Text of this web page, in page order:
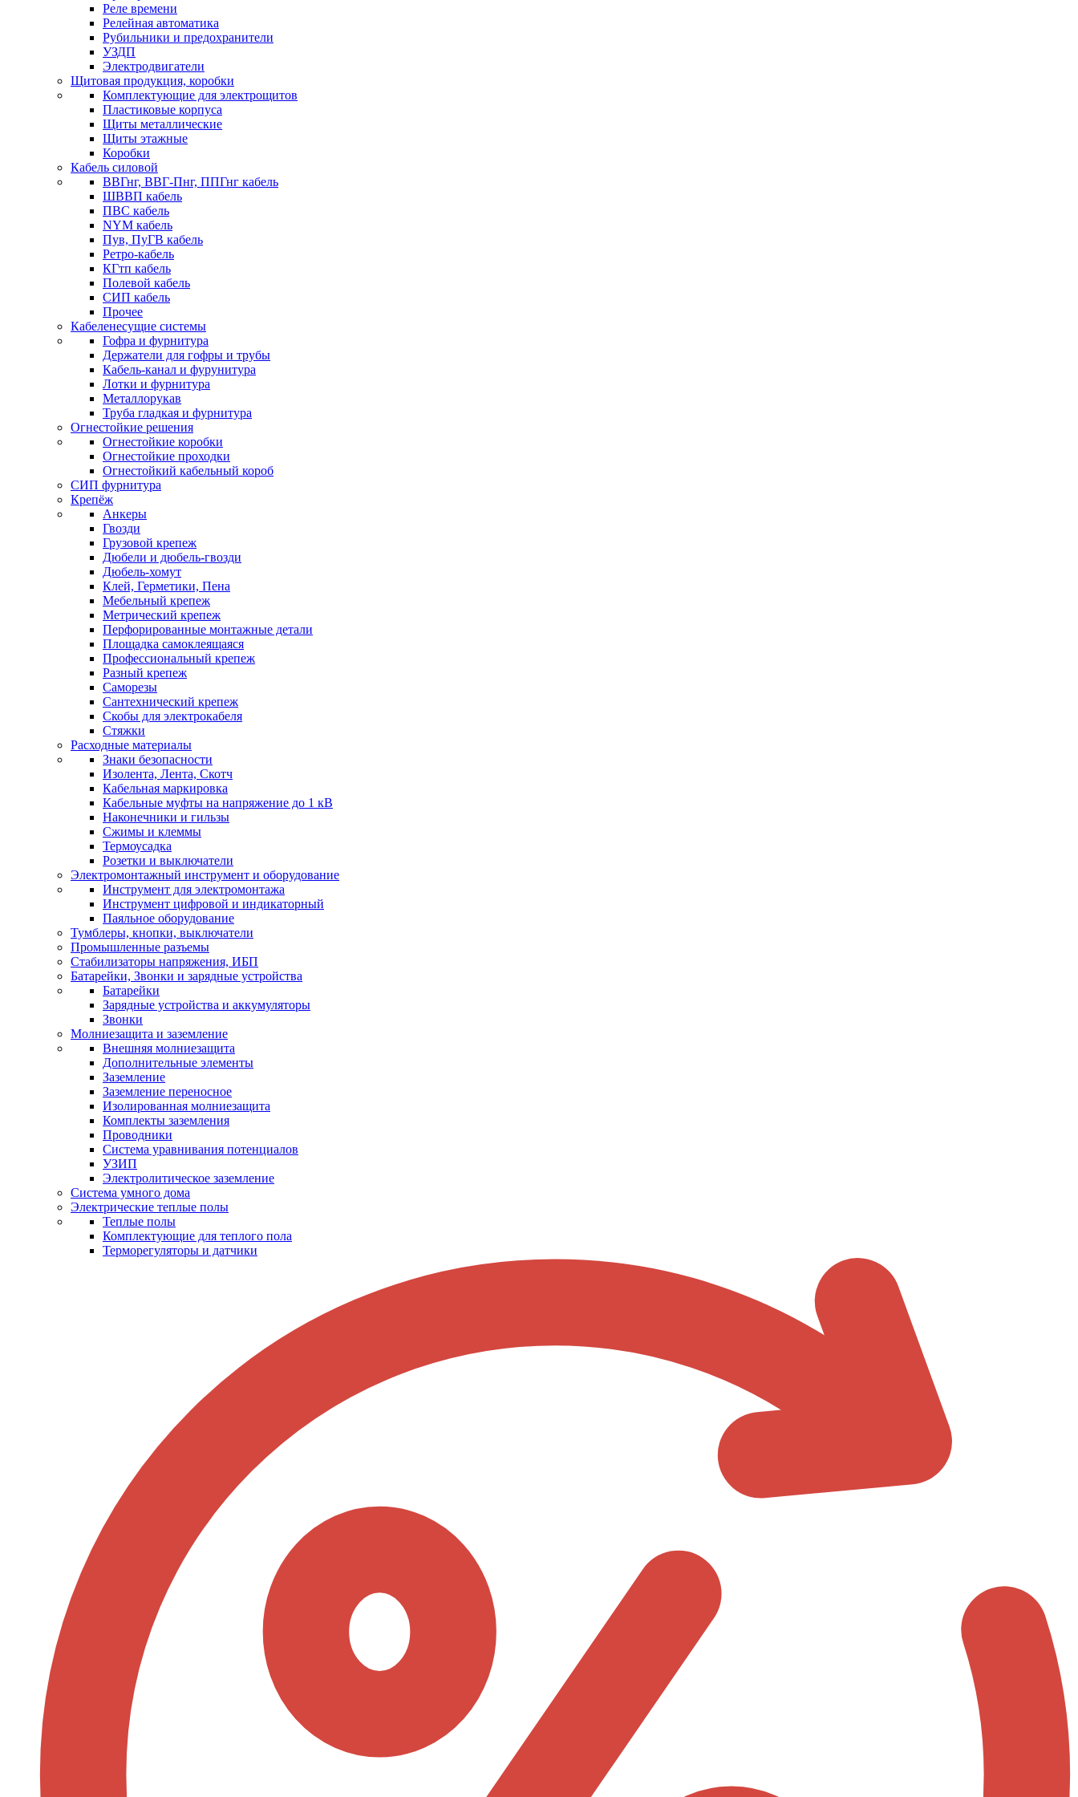
Реле времени
Релейная автоматика
Рубильники и предохранители
УЗДП
Электродвигатели
Щитовая продукция, коробки
Комплектующие для электрощитов
Пластиковые корпуса
Щиты металлические
Щиты этажные
Коробки
Кабель силовой
ВВГнг, ВВГ-Пнг, ППГнг кабель
ШВВП кабель
ПВС кабель
NYM кабель
Пув, ПуГВ кабель
Ретро-кабель
КГтп кабель
Полевой кабель
СИП кабель
Прочее
Кабеленесущие системы
Гофра и фурнитура
Держатели для гофры и трубы
Кабель-канал и фурунитура
Лотки и фурнитура
Металлорукав
Труба гладкая и фурнитура
Огнестойкие решения
Огнестойкие коробки
Огнестойкие проходки
Огнестойкий кабельный короб
СИП фурнитура
Крепёж
Анкеры
Гвозди
Грузовой крепеж
Дюбели и дюбель-гвозди
Дюбель-хомут
Клей, Герметики, Пена
Мебельный крепеж
Метрический крепеж
Перфорированные монтажные детали
Площадка самоклеящаяся
Профессиональный крепеж
Разный крепеж
Саморезы
Сантехнический крепеж
Скобы для электрокабеля
Стяжки
Расходные материалы
Знаки безопасности
Изолента, Лента, Скотч
Кабельная маркировка
Кабельные муфты на напряжение до 1 кВ
Наконечники и гильзы
Сжимы и клеммы
Термоусадка
Розетки и выключатели
Электромонтажный инструмент и оборудование
Инструмент для электромонтажа
Инструмент цифровой и индикаторный
Паяльное оборудование
Тумблеры, кнопки, выключатели
Промышленные разъемы
Стабилизаторы напряжения, ИБП
Батарейки, Звонки и зарядные устройства
Батарейки
Зарядные устройства и аккумуляторы
Звонки
Молниезащита и заземление
Внешняя молниезащита
Дополнительные элементы
Заземление
Заземление переносное
Изолированная молниезащита
Комплекты заземления
Проводники
Система уравнивания потенциалов
УЗИП
Электролитическое заземление
Система умного дома
Электрические теплые полы
Теплые полы
Комплектующие для теплого пола
Терморегуляторы и датчики